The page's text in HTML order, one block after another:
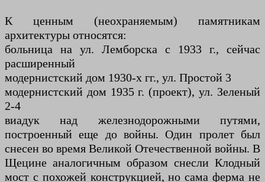
К ценным (неохраняемым) памятникам
архитектуры относятся:
больница на ул. Лемборска с 1933 г., сейчас
расширенный
модернистский дом 1930-х гг., ул. Простой 3
модернистский дом 1935 г. (проект), ул. Зеленый
2-4
виадук над железнодорожными путями,
построенный еще до войны. Один пролет был
снесен во время Великой Отечественной войны. В
Щецине аналогичным образом снесли Клодный
мост с похожей конструкцией, но сама ферма не